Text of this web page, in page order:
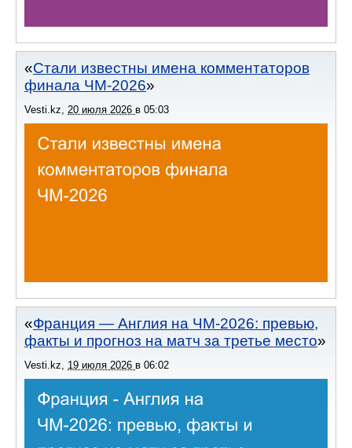
Стали известны имена комментаторов
финала ЧМ-2026
Vesti.kz, 20 июля 2026 в 05:03
Франция — Англия на ЧМ-2026: превью,
факты и прогноз на матч за третье место
Vesti.kz, 19 июля 2026 в 06:02